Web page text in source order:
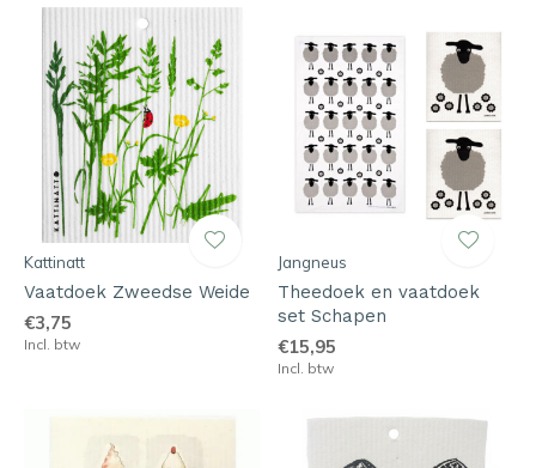
Kattinatt
Vaatdoek Zweedse Weide
€3,75
Incl. btw
Jangneus
Theedoek en vaatdoek
set Schapen
€15,95
Incl. btw